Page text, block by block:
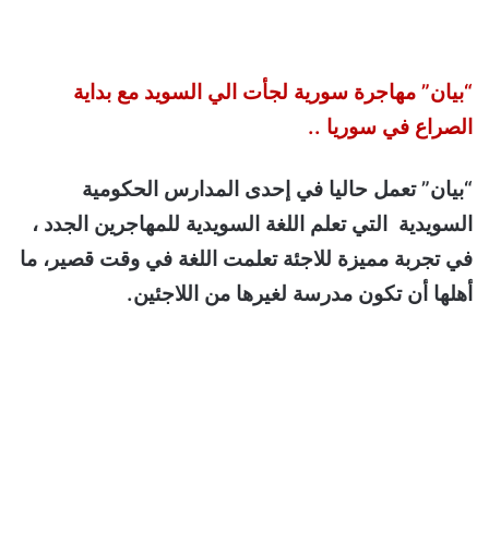
“بيان” مهاجرة سورية لجأت الي السويد مع بداية
الصراع في سوريا ..
“بيان” تعمل حاليا في إحدى المدارس الحكومية
السويدية التي تعلم اللغة السويدية للمهاجرين الجدد ،
في تجربة مميزة للاجئة تعلمت اللغة في وقت قصير، ما
أهلها أن تكون مدرسة لغيرها من اللاجئين.